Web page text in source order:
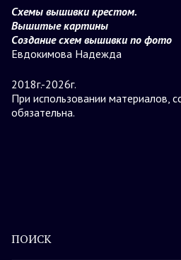
Схемы вышивки крестом.
Вышитые картины
Создание схем вышивки по фото
Евдокимова Надежда
2018г.-2026г.
При использовании материалов,
обязательна.
ПОИСК